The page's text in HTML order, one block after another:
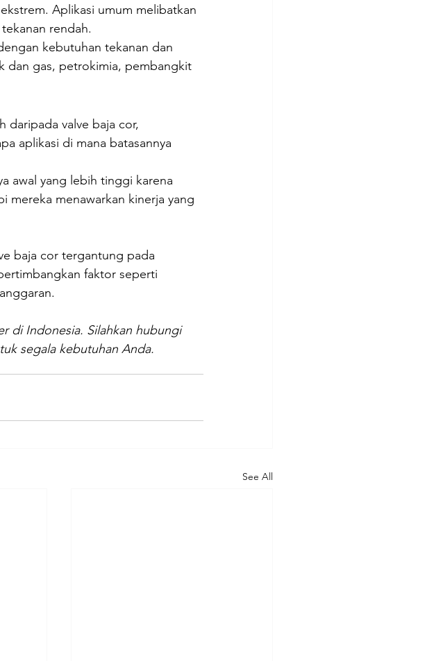
Aplikasi umum melibatkan
rendah.
kebutuhan tekanan dan
dan gas, petrokimia, pembangkit
daripada valve baja cor,
aplikasi di mana batasannya
awal yang lebih tinggi karena
mereka menawarkan kinerja yang
baja cor tergantung pada
faktor seperti
di Indonesia. Silahkan hubungi
segala kebutuhan Anda.
See All